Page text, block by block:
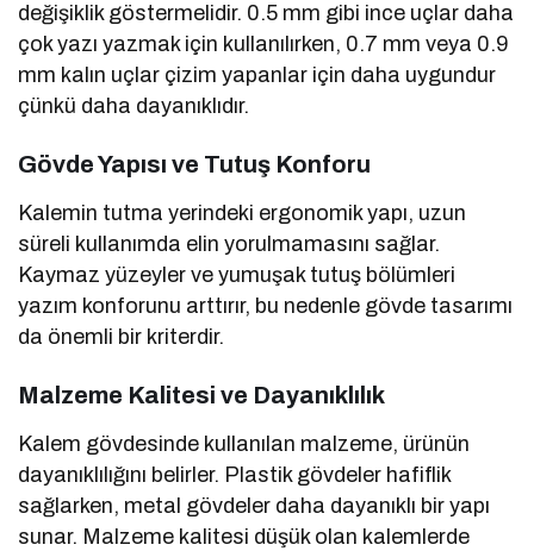
değişiklik göstermelidir. 0.5 mm gibi ince uçlar daha
çok yazı yazmak için kullanılırken, 0.7 mm veya 0.9
mm kalın uçlar çizim yapanlar için daha uygundur
çünkü daha dayanıklıdır.
Gövde Yapısı ve Tutuş Konforu
Kalemin tutma yerindeki ergonomik yapı, uzun
süreli kullanımda elin yorulmamasını sağlar.
Kaymaz yüzeyler ve yumuşak tutuş bölümleri
yazım konforunu arttırır, bu nedenle gövde tasarımı
da önemli bir kriterdir.
Malzeme Kalitesi ve Dayanıklılık
Kalem gövdesinde kullanılan malzeme, ürünün
dayanıklılığını belirler. Plastik gövdeler hafiflik
sağlarken, metal gövdeler daha dayanıklı bir yapı
sunar. Malzeme kalitesi düşük olan kalemlerde